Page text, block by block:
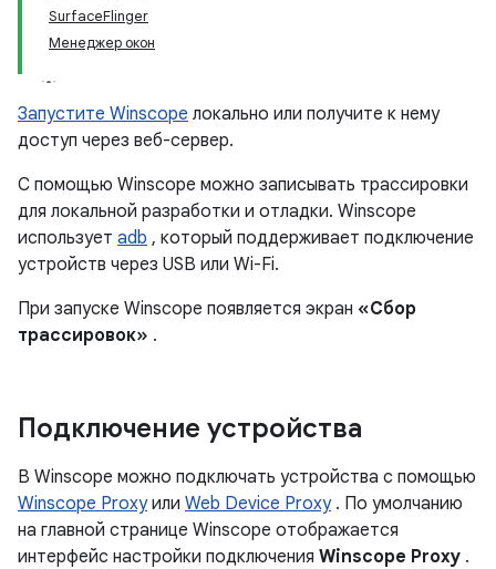
SurfaceFlinger
Менеджер окон
Запустите Winscope локально или получите к нему
доступ через веб-сервер.
С помощью Winscope можно записывать трассировки
для локальной разработки и отладки. Winscope
использует adb , который поддерживает подключение
устройств через USB или Wi-Fi.
При запуске Winscope появляется экран «Сбор
трассировок» .
Подключение устройства
В Winscope можно подключать устройства с помощью
Winscope Proxyили Web Device Proxy. По умолчанию
на главной странице Winscope отображается
интерфейс настройки подключения Winscope Proxy .